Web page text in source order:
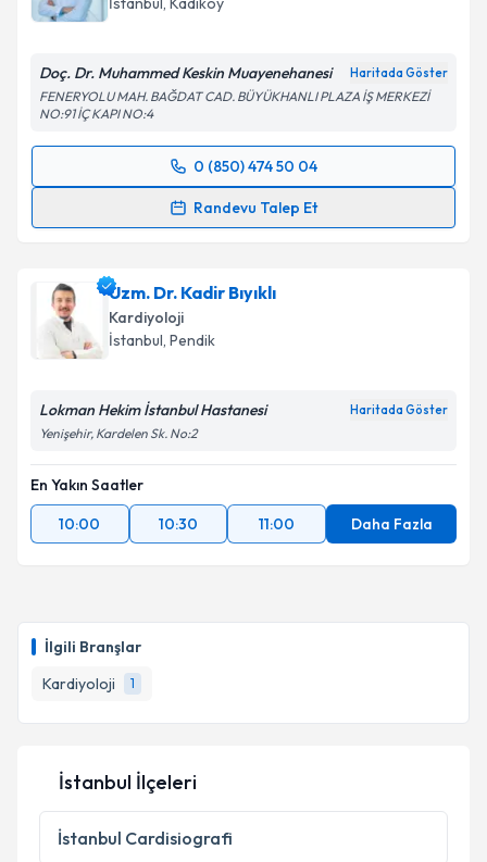
İlgili Branşlar
Kardiyoloji
1
Doç. Dr. Muhammed Keskin Muayenehanesi Haritada Göster
FENERYOLU MAH. BAĞDAT CAD. BÜYÜKHANLI PLAZA İŞ MERKEZİ
NO:91 İÇ KAPI NO:4
0 (850) 474 50 04
Randevu Talep Et
Randevu Takvimi Talebi
için bir takvim hazırlandığında e-posta ile
bilgilendireceğiz.
E-posta Adresiniz
Kişisel verilerimin işlenmesine ilişkinAydınlatma
Metni
kapsamda işlenmesini kabul ediyorum.
Uzm. Dr. Kadir Bıyıklı
Kardiyoloji
İstanbul, Pendik
Lokman Hekim İstanbul Hastanesi Haritada Göster
Yenişehir, Kardelen Sk. No:2
En Yakın Saatler
10:00
10:30 11:00 Daha Fazla
İstanbul İlçeleri
İstanbul Cardisiografi